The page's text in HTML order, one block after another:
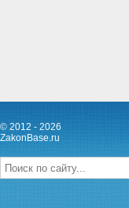
© 2012 - 2026
ZakonBase.ru